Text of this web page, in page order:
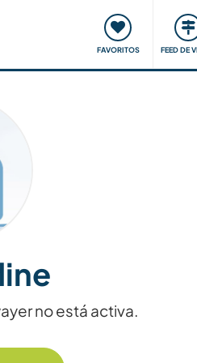
FAVORITOS FEED DE
Viajar y aprender
no está activa.